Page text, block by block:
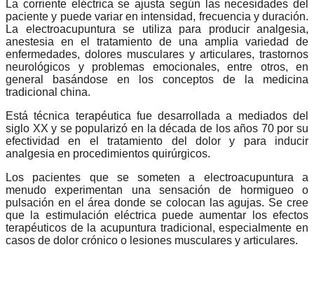
La corriente eléctrica se ajusta según las necesidades del
paciente y puede variar en intensidad, frecuencia y duración.
La electroacupuntura se utiliza para producir analgesia,
anestesia en el tratamiento de una amplia variedad de
enfermedades, dolores musculares y articulares, trastornos
neurológicos y problemas emocionales, entre otros, en
general basándose en los conceptos de la medicina
tradicional china.
Está técnica terapéutica fue desarrollada a mediados del
siglo XX y se popularizó en la década de los años 70 por su
efectividad en el tratamiento del dolor y para inducir
analgesia en procedimientos quirúrgicos.
Los pacientes que se someten a electroacupuntura a
menudo experimentan una sensación de hormigueo o
pulsación en el área donde se colocan las agujas. Se cree
que la estimulación eléctrica puede aumentar los efectos
terapéuticos de la acupuntura tradicional, especialmente en
casos de dolor crónico o lesiones musculares y articulares.